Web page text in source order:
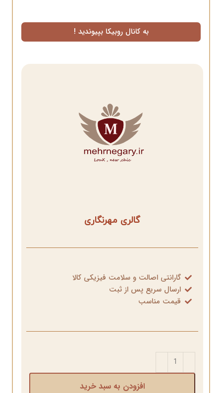
به کانال روبیکا بپیوندید !
گالری مهرنگاری
گارانتی اصالت و سلامت فیزیکی کالا
ارسال سریع پس از ثبت
قیمت مناسب
افزودن به سبد خرید